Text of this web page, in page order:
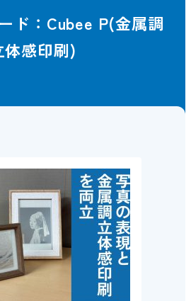
ド：Cubee P(金属調
体感印刷)